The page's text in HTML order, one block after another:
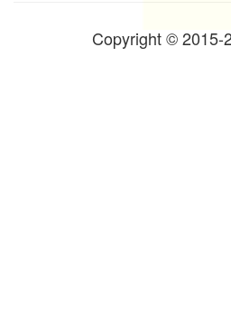
Copyright © 2015-